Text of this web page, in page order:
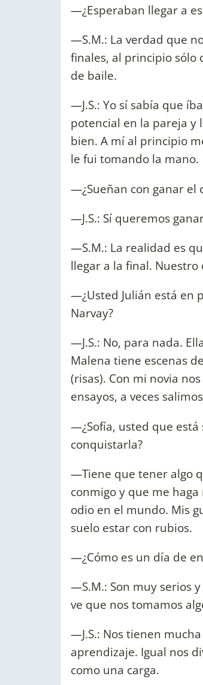
—¿Esperaban llegar a
—S.M.: La verdad que
finales, al principio sólo
de baile.
—J.S.: Yo sí sabía que
potencial en la pareja y
bien. A mí al principio
le fui tomando la mano.
—¿Sueñan con ganar el
—J.S.: Sí queremos
—S.M.: La realidad es
llegar a la final.
—¿Usted Julián está en
Narvay?
—J.S.: No, para nada.
Malena tiene escenas
(risas). Con mi novia
ensayos, a veces
—¿Sofía, usted que
conquistarla?
—Tiene que tener algo
conmigo y que me
odio en el mundo. Mis
suelo estar con rubios.
—¿Cómo es un día de
—S.M.: Son muy serios
ve que nos tomamos
—J.S.: Nos tienen
aprendizaje. Igual nos
como una carga.